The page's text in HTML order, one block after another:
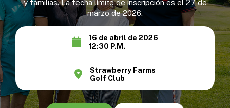
y familias. La fecha límite de inscripción es el 27 de
marzo de 2026.
16 de abril de 2026
12:30 P.M.
Strawberry Farms
Golf Club